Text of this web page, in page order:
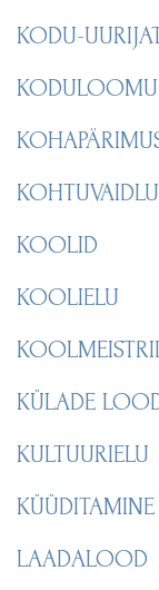
KODU-
KOOLID
KOOLIELU
KÜLADE
KULTUURIELU
KÜÜDITAMINE
LAADALOOD